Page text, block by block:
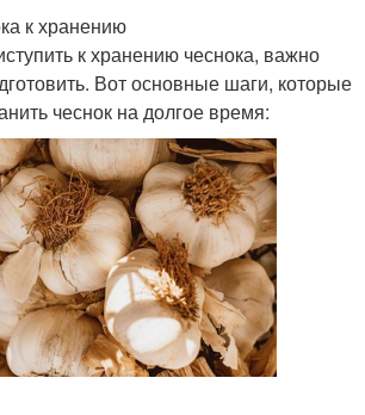
к хранению
к хранению чеснока, важно
Вот основные шаги, которые
чеснок на долгое время: